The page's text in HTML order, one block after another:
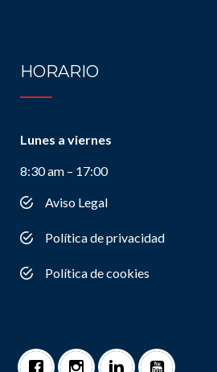
HORARIO
Lunes a viernes
8:30 am – 17:00
Aviso Legal
Política de privacidad
Política de cookies